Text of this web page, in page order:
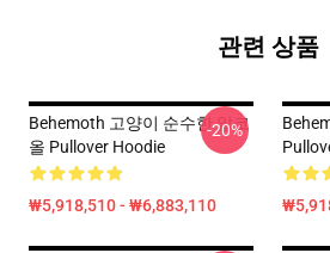
관련 상품
Behemoth 고양이 순수한 알코
올 Pullover Hoodie
₩5,918,510 - ₩6,883,110
-20%